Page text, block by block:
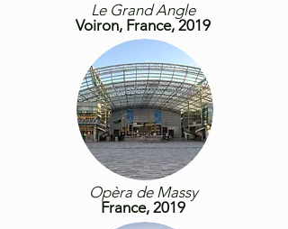
Le Grand Angle
Voiron, France, 2019
Opèra de Massy
France, 2019